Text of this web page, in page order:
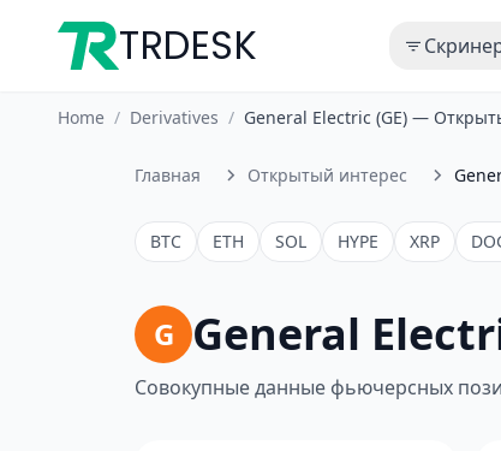
TRDESK
Home / Derivatives / General Electric (GE) —
Главная Открытый интерес
BTC ETH SOL HYPE XRP
G General
Совокупные данные фьючерсных